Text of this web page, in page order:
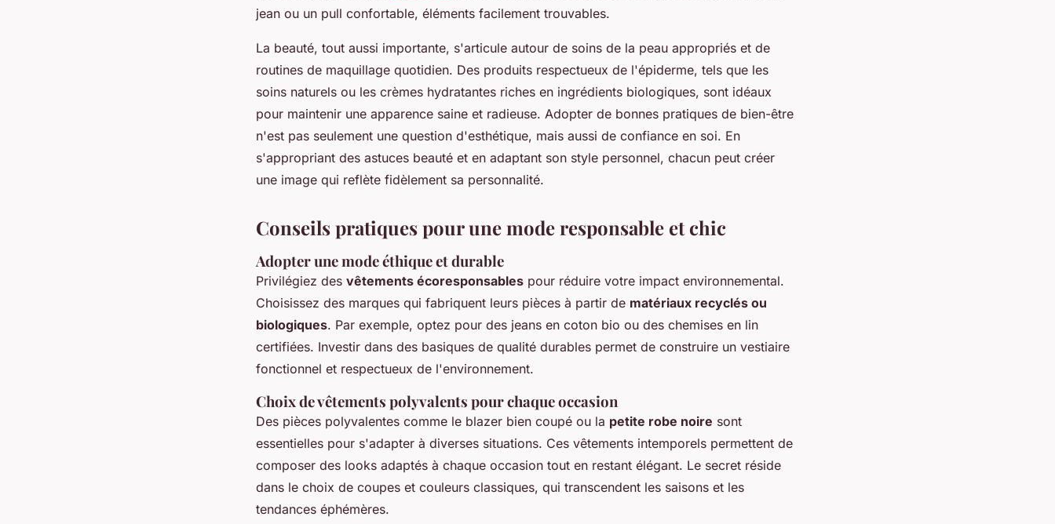
jean ou un pull confortable, éléments facilement trouvables.
La beauté, tout aussi importante, s'articule autour de soins de la peau appropriés et de
routines de maquillage quotidien. Des produits respectueux de l'épiderme, tels que les
soins naturels ou les crèmes hydratantes riches en ingrédients biologiques, sont idéaux
pour maintenir une apparence saine et radieuse. Adopter de bonnes pratiques de bien-être
n'est pas seulement une question d'esthétique, mais aussi de confiance en soi. En
s'appropriant des astuces beauté et en adaptant son style personnel, chacun peut créer
une image qui reflète fidèlement sa personnalité.
Conseils pratiques pour une mode responsable et chic
Adopter une mode éthique et durable
Privilégiez des vêtements écoresponsables pour réduire votre impact environnemental.
Choisissez des marques qui fabriquent leurs pièces à partir de matériaux recyclés ou
biologiques. Par exemple, optez pour des jeans en coton bio ou des chemises en lin
certifiées. Investir dans des basiques de qualité durables permet de construire un vestiaire
fonctionnel et respectueux de l'environnement.
Choix de vêtements polyvalents pour chaque occasion
Des pièces polyvalentes comme le blazer bien coupé ou la petite robe noire sont
essentielles pour s'adapter à diverses situations. Ces vêtements intemporels permettent de
composer des looks adaptés à chaque occasion tout en restant élégant. Le secret réside
dans le choix de coupes et couleurs classiques, qui transcendent les saisons et les
tendances éphémères.